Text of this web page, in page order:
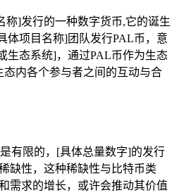
称]发行的一种数字货币,它的诞生
体项目名称]团队发行PAL币，意
生态系统]，通过PAL币作为生态
内各个参与者之间的互动与合
有限的，[具体总量数字]的发行
缺性，这种稀缺性与比特币类
需求的增长，或许会推动其价值